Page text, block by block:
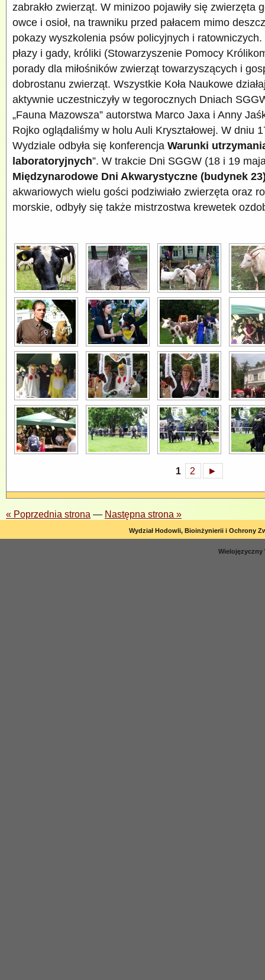
zabrakło zwierząt. W minizoo pojawiły się zwierzęta
owce i osioł, na trawniku przed pałacem mimo
pokazy wyszkolenia psów policyjnych i ratowniczych.
płazy i gady, króliki (Stowarzyszenie Pomocy
porady dla miłośników zwierząt towarzyszących i
dobrostanu zwierząt. Wszystkie Koła Naukowe
aktywnie uczestniczyły w tegorocznych Dniach
„Fauna Mazowsza” autorstwa Marco Jaxa i Anny
Rojko oglądaliśmy w holu Auli Kryształowej. W dniu
Wydziale odbyła się konferencja Warunki
laboratoryjnych”. W trakcie Dni SGGW (18 i 19
Międzynarodowe Dni Akwarystyczne (budynek
akwariowych wielu gości podziwiało zwierzęta oraz
morskie, odbyły się także mistrzostwa krewetek
1 2 ►
« Poprzednia strona — Następna strona »
Wydział Hodowli, Bioinżynierii i Ochrony
Wielojęzyczny